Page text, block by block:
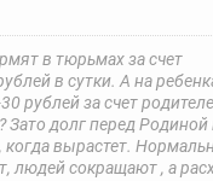
в тюрьмах за счет
в сутки. А на
рублей за счет
Зато долг перед
вырастет.
людей сокращают , а